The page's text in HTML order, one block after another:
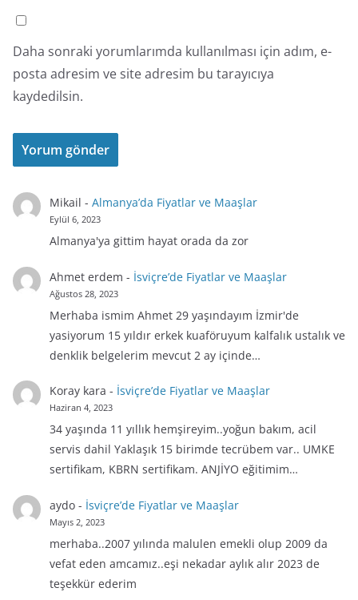
Daha sonraki yorumlarımda kullanılması için adım, e-
posta adresim ve site adresim bu tarayıcıya
kaydedilsin.
Mikail - Almanya’da Fiyatlar ve Maaşlar
Eylül 6, 2023
Almanya'ya gittim hayat orada da zor
Ahmet erdem - İsviçre’de Fiyatlar ve Maaşlar
Ağustos 28, 2023
Merhaba ismim Ahmet 29 yaşındayım İzmir'de
yasiyorum 15 yıldır erkek kuaföruyum kalfalık ustalık ve
denklik belgelerim mevcut 2 ay içinde…
Koray kara - İsviçre’de Fiyatlar ve Maaşlar
Haziran 4, 2023
34 yaşında 11 yıllık hemşireyim..yoğun bakım, acil
servis dahil Yaklaşık 15 birimde tecrübem var.. UMKE
sertifikam, KBRN sertifikam. ANJİYO eğitimim…
aydo- İsviçre’de Fiyatlar ve Maaşlar
Mayıs 2, 2023
merhaba..2007 yılında malulen emekli olup 2009 da
vefat eden amcamız..eşi nekadar aylık alır 2023 de
teşekkür ederim